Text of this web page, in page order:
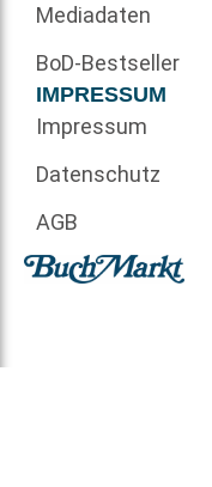
Mediadaten
BoD-Bestseller
IMPRESSUM
Impressum
Datenschutz
AGB